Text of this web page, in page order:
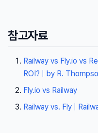
참고자료
Railway vs Fly.io vs
ROI? | by R.
Fly.io vs Railway
Railway vs. Fly |